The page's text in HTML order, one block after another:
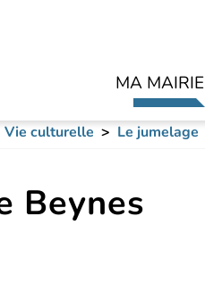
MA MAIRIE
Vie culturelle Le jumelage
Beynes